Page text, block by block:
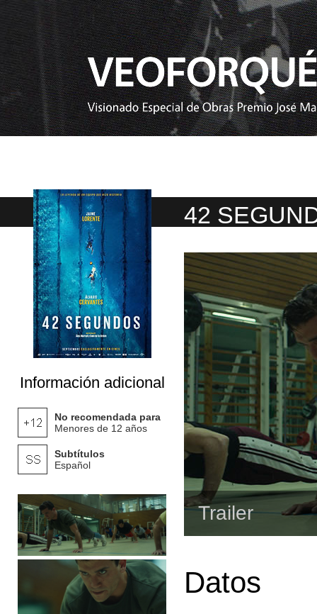
Información adicional
No recomendada para
Menores de 12 años
Subtítulos
Español
42
Trailer
Datos